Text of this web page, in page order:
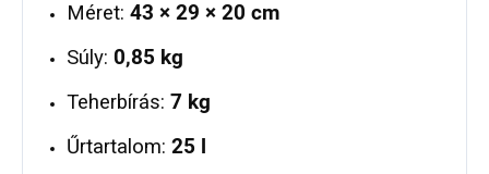
Méret: 43 × 29 × 20 cm
Súly: 0,85 kg
Teherbírás: 7 kg
Űrtartalom: 25 l